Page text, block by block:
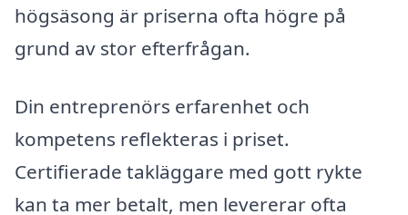
högsäsong är priserna ofta högre på
grund av stor efterfrågan.
Din entreprenörs erfarenhet och
kompetens reflekteras i priset.
Certifierade takläggare med gott rykte
kan ta mer betalt, men levererar ofta